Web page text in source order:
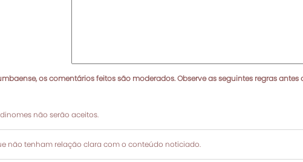
os comentários feitos são moderados. Observe as seguintes regras antes
não serão aceitos.
não tenham relação clara com o conteúdo noticiado.